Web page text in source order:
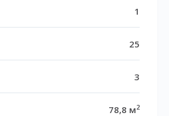
1
25
3
78,8 м2